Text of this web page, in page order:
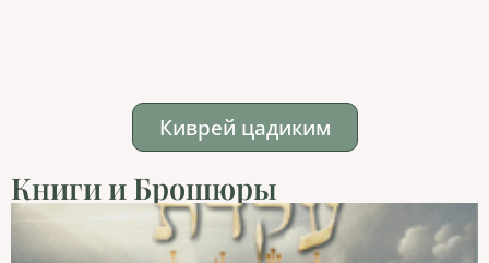
Киврей цадиким
Книги и Брошюры